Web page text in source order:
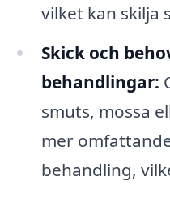
vilket kan skilja
Skick och
behandlingar:
smuts, mossa
mer
behandling,